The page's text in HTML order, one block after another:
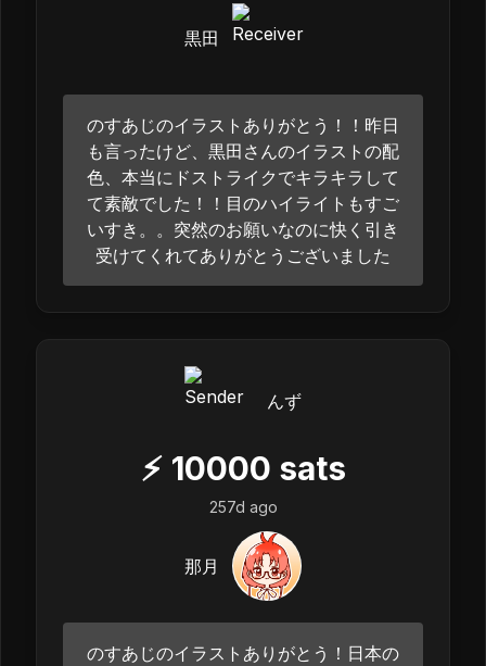
黒田
のすあじのイラストありがとう！！昨日
も言ったけど、黒田さんのイラストの配
色、本当にドストライクでキラキラして
て素敵でした！！目のハイライトもすご
いすき。。突然のお願いなのに快く引き
受けてくれてありがとうございました
んず
⚡ 10000 sats
257d ago
那月
のすあじのイラストありがとう！日本の